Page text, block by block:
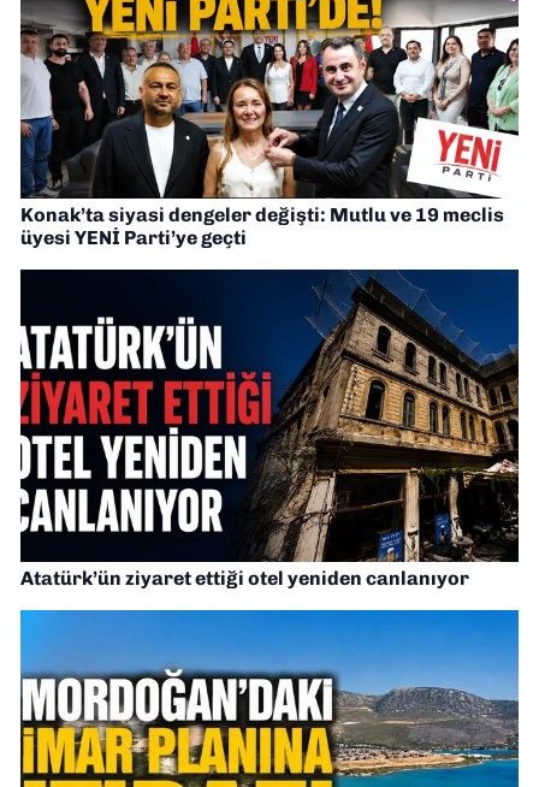
Konak’ta siyasi dengeler değişti: Mutlu ve 19 meclis
üyesi YENİ Parti’ye geçti
Atatürk’ün ziyaret ettiği otel yeniden canlanıyor